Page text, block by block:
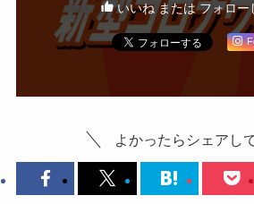
いいね または フォロー
よかったらシェアし